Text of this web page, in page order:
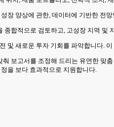
장 양상에 관한, 데이터에 기반한 전
종합적으로 검토하고, 고성장 지역
및 새로운 투자 기회를 파악합니다.
보고서를 조정해 드리는 유연한 맞
을 보다 효과적으로 지원합니다.